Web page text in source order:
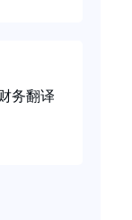
务翻译